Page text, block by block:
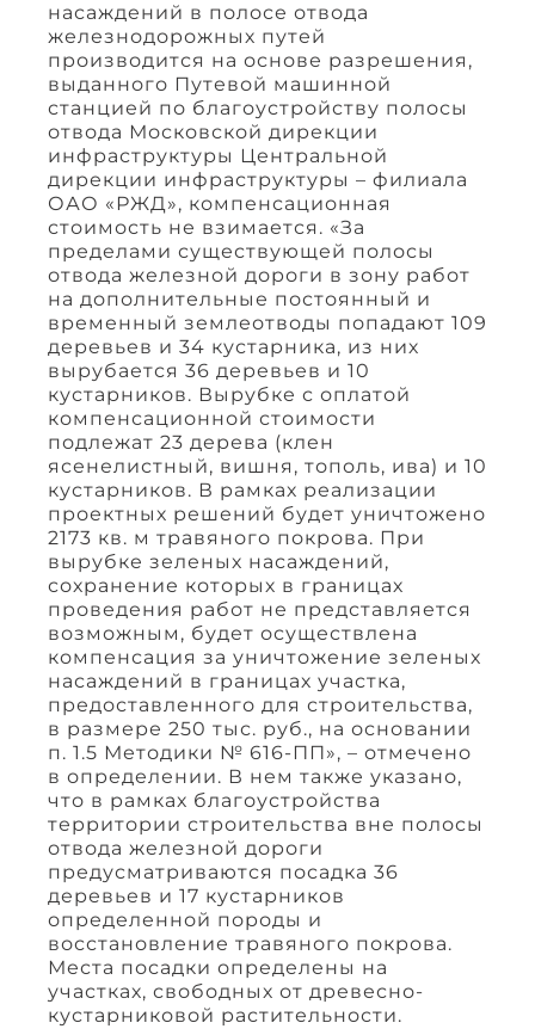
насаждений в полосе отвода
железнодорожных путей
производится на основе разрешения,
выданного Путевой машинной
станцией по благоустройству полосы
отвода Московской дирекции
инфраструктуры Центральной
дирекции инфраструктуры – филиала
ОАО «РЖД», компенсационная
стоимость не взимается. «За
пределами существующей полосы
отвода железной дороги в зону работ
на дополнительные постоянный и
временный землеотводы попадают 109
деревьев и 34 кустарника, из них
вырубается 36 деревьев и 10
кустарников. Вырубке с оплатой
компенсационной стоимости
подлежат 23 дерева (клен
ясенелистный, вишня, тополь, ива) и 10
кустарников. В рамках реализации
проектных решений будет уничтожено
2173 кв. м травяного покрова. При
вырубке зеленых насаждений,
сохранение которых в границах
проведения работ не представляется
возможным, будет осуществлена
компенсация за уничтожение зеленых
насаждений в границах участка,
предоставленного для строительства,
в размере 250 тыс. руб., на основании
п. 1.5 Методики № 616-ПП», – отмечено
в определении. В нем также указано,
что в рамках благоустройства
территории строительства вне полосы
отвода железной дороги
предусматриваются посадка 36
деревьев и 17 кустарников
определенной породы и
восстановление травяного покрова.
Места посадки определены на
участках, свободных от древесно-
кустарниковой растительности.